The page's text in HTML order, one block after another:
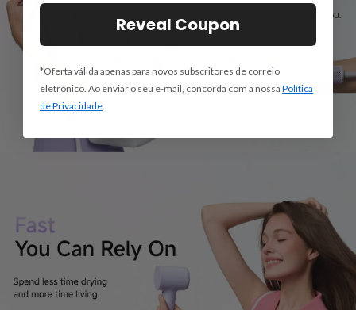
Reveal Coupon
*Oferta válida apenas para novos subscritores de correio
eletrónico. Ao enviar o seu e-mail, concorda com a nossaPolítica
de Privacidade